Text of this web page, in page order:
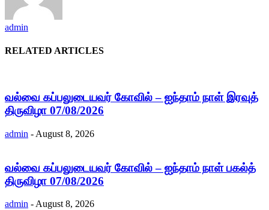
admin
RELATED ARTICLES
வல்வை கப்பலுடையவர் கோவில் – ஐந்தாம் நாள் இரவுத்
திருவிழா 07/08/2026
admin - August 8, 2026
வல்வை கப்பலுடையவர் கோவில் – ஐந்தாம் நாள் பகல்த்
திருவிழா 07/08/2026
admin - August 8, 2026